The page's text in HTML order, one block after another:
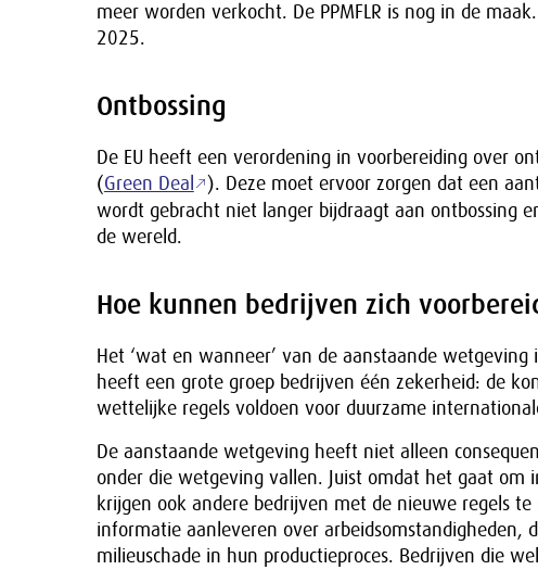
meer worden verkocht. De PPMFLR is nog in de
2025.
Ontbossing
De EU heeft een verordening in voorbereiding over
(Green Deal
). Deze moet ervoor zorgen dat een
wordt gebracht niet langer bijdraagt aan ontbossing
de wereld.
Hoe kunnen bedrijven zich
Het ‘wat en wanneer’ van de aanstaande
heeft een grote groep bedrijven één zekerheid: de
wettelijke regels voldoen voor duurzame
De aanstaande wetgeving heeft niet alleen
onder die wetgeving vallen. Juist omdat het gaat om
krijgen ook andere bedrijven met de nieuwe regels
informatie aanleveren over arbeidsomstandigheden,
milieuschade in hun productieproces. Bedrijven die